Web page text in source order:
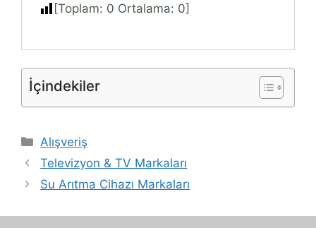
[Toplam: 0 Ortalama: 0]
İçindekiler
Kategoriler
Alışveriş
Televizyon & TV Markaları
Su Arıtma Cihazı Markaları